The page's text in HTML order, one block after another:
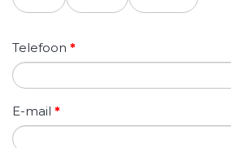
Telefoon *
E-mail *